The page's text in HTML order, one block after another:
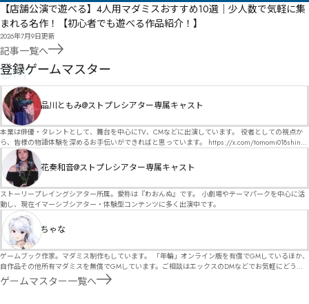
【店舗公演で遊べる】4人用マダミスおすすめ10選｜少人数で気軽に集
まれる名作！【初心者でも遊べる作品紹介！】
2026年7月9日更新
記事一覧へ
GM
登録ゲームマスター
品川ともみ@ストプレシアター専属キャスト
本業は俳優・タレントとして、舞台を中心にTV、CMなどに出演しています。 役者としての視点か
ら、皆様の物語体験を深めるお手伝いができればと思っています。 https://x.com/tomomi018shin?
s=11 活動内容はSNSにて投稿しています。 SPT所属。 ストーリープレイングシアター「星詠みの
標」にてGMデビュー。 ボードゲーム×体感型演劇 イマーシブカフェ「コアクト」(不定期開催)出
演中。
花奏和音@ストプレシアター専属キャスト
ストーリープレイングシアター所属。愛称は『わおんぬ』です。 小劇場やテーマパークを中心に活
動し、現在イマーシブシアター・体験型コンテンツに多く出演中です。
ちゃな
ゲームブック作家。マダミス制作もしています。 「年輪」オンライン版を有償でGMしているほか、
自作品その他所有マダミスを無償でGMしています。ご相談はエックスのDMなどでお気軽にどう
ぞ。
ゲームマスター一覧へ